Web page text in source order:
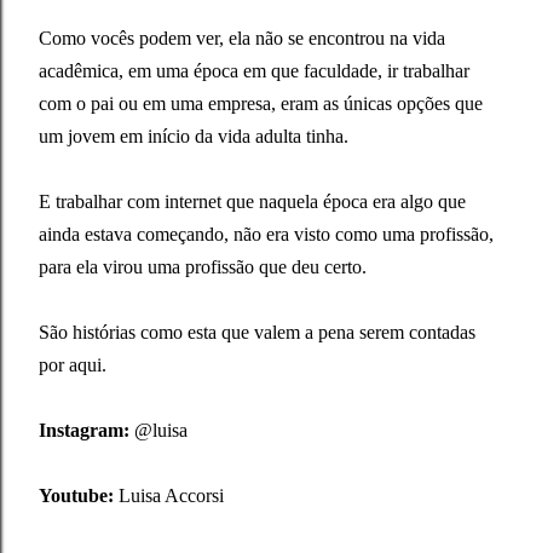
Como vocês podem ver, ela não se encontrou na vida
acadêmica, em uma época em que faculdade, ir trabalhar
com o pai ou em uma empresa, eram as únicas opções que
um jovem em início da vida adulta tinha.
E trabalhar com internet que naquela época era algo que
ainda estava começando, não era visto como uma profissão,
para ela virou uma profissão que deu certo.
São histórias como esta que valem a pena serem contadas
por aqui.
Instagram: @luisa
Youtube: Luisa Accorsi